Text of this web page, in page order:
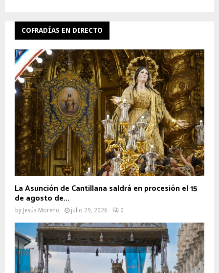
COFRADÍAS EN DIRECTO
La Asunción de Cantillana saldrá en procesión el 15
de agosto de...
by Jesús Moreno julio 29, 2026 0